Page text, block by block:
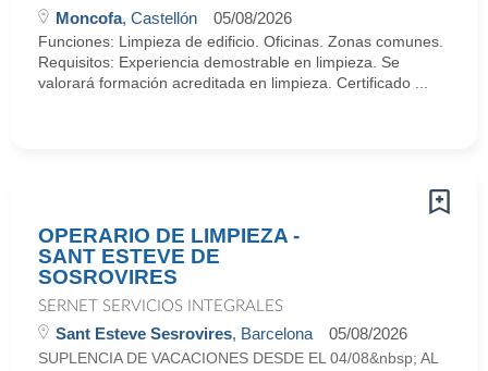
Moncofa, Castellón 05/08/2026
Funciones: Limpieza de edificio. Oficinas. Zonas comunes.
Requisitos: Experiencia demostrable en limpieza. Se
valorará formación acreditada en limpieza. Certificado ...
OPERARIO DE LIMPIEZA -
SANT ESTEVE DE
SOSROVIRES
SERNET SERVICIOS INTEGRALES
Sant Esteve Sesrovires, Barcelona 05/08/2026
SUPLENCIA DE VACACIONES DESDE EL 04/08&nbsp; AL